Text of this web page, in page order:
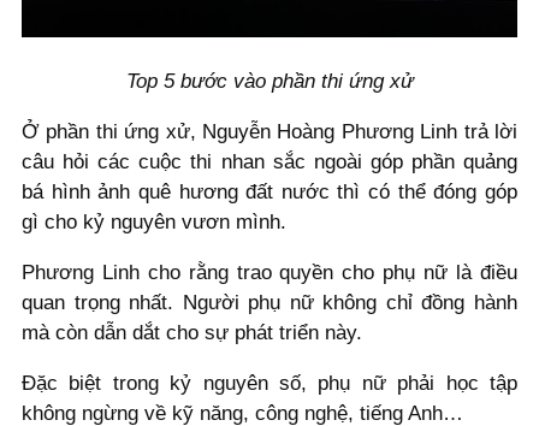
Top 5 bước vào phần thi ứng xử
Ở phần thi ứng xử, Nguyễn Hoàng Phương Linh trả lời
câu hỏi các cuộc thi nhan sắc ngoài góp phần quảng
bá hình ảnh quê hương đất nước thì có thể đóng góp
gì cho kỷ nguyên vươn mình.
Phương Linh cho rằng trao quyền cho phụ nữ là điều
quan trọng nhất. Người phụ nữ không chỉ đồng hành
mà còn dẫn dắt cho sự phát triển này.
Đặc biệt trong kỷ nguyên số, phụ nữ phải học tập
không ngừng về kỹ năng, công nghệ, tiếng Anh…